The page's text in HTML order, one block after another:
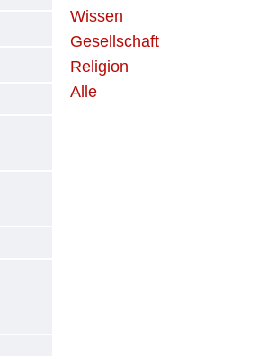
Wissen
Gesellschaft
Religion
Alle